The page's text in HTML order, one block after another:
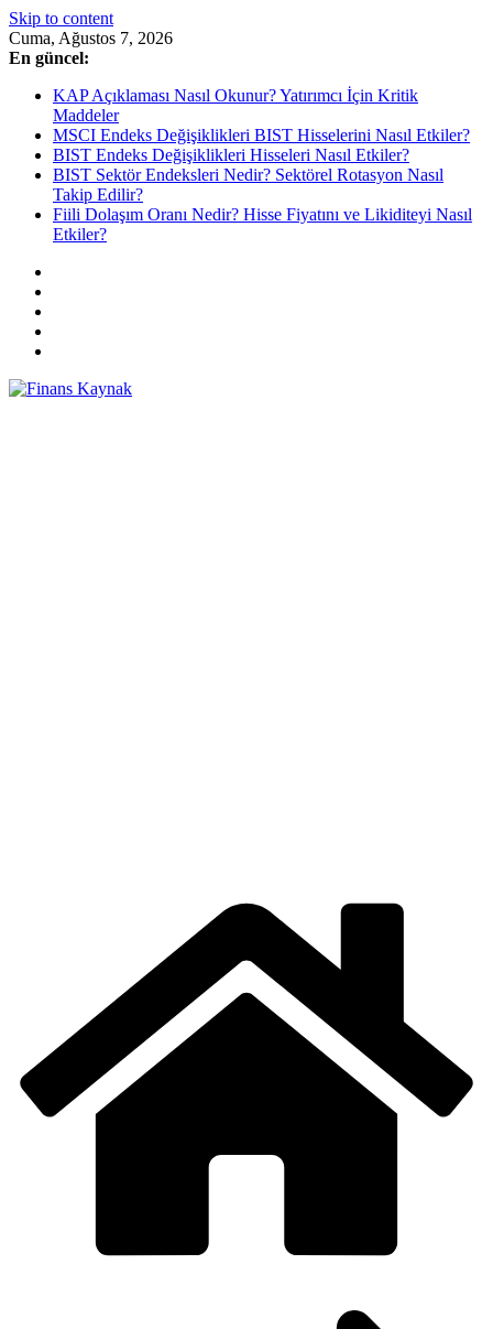
Skip to content
Cuma, Ağustos 7, 2026
En güncel:
KAP Açıklaması Nasıl Okunur? Yatırımcı İçin Kritik
Maddeler
MSCI Endeks Değişiklikleri BIST Hisselerini Nasıl Etkiler?
BIST Endeks Değişiklikleri Hisseleri Nasıl Etkiler?
BIST Sektör Endeksleri Nedir? Sektörel Rotasyon Nasıl
Takip Edilir?
Fiili Dolaşım Oranı Nedir? Hisse Fiyatını ve Likiditeyi Nasıl
Etkiler?